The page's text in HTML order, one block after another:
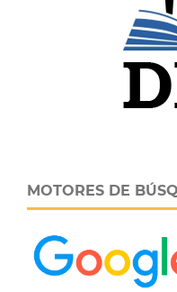
MOTORES DE